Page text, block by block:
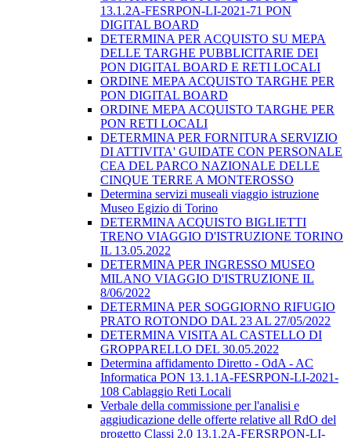
13.1.2A-FESRPON-LI-2021-71 PON
DIGITAL BOARD
DETERMINA PER ACQUISTO SU MEPA
DELLE TARGHE PUBBLICITARIE DEI
PON DIGITAL BOARD E RETI LOCALI
ORDINE MEPA ACQUISTO TARGHE PER
PON DIGITAL BOARD
ORDINE MEPA ACQUISTO TARGHE PER
PON RETI LOCALI
DETERMINA PER FORNITURA SERVIZIO
DI ATTIVITA' GUIDATE CON PERSONALE
CEA DEL PARCO NAZIONALE DELLE
CINQUE TERRE A MONTEROSSO
Determina servizi museali viaggio istruzione
Museo Egizio di Torino
DETERMINA ACQUISTO BIGLIETTI
TRENO VIAGGIO D'ISTRUZIONE TORINO
IL 13.05.2022
DETERMINA PER INGRESSO MUSEO
MILANO VIAGGIO D'ISTRUZIONE IL
8/06/2022
DETERMINA PER SOGGIORNO RIFUGIO
PRATO ROTONDO DAL 23 AL 27/05/2022
DETERMINA VISITA AL CASTELLO DI
GROPPARELLO DEL 30.05.2022
Determina affidamento Diretto - OdA - AC
Informatica PON 13.1.1A-FESRPON-LI-2021-
108 Cablaggio Reti Locali
Verbale della commissione per l'analisi e
aggiudicazione delle offerte relative all RdO del
progetto Classi 2.0 13.1.2A-FERSRPON-LI-